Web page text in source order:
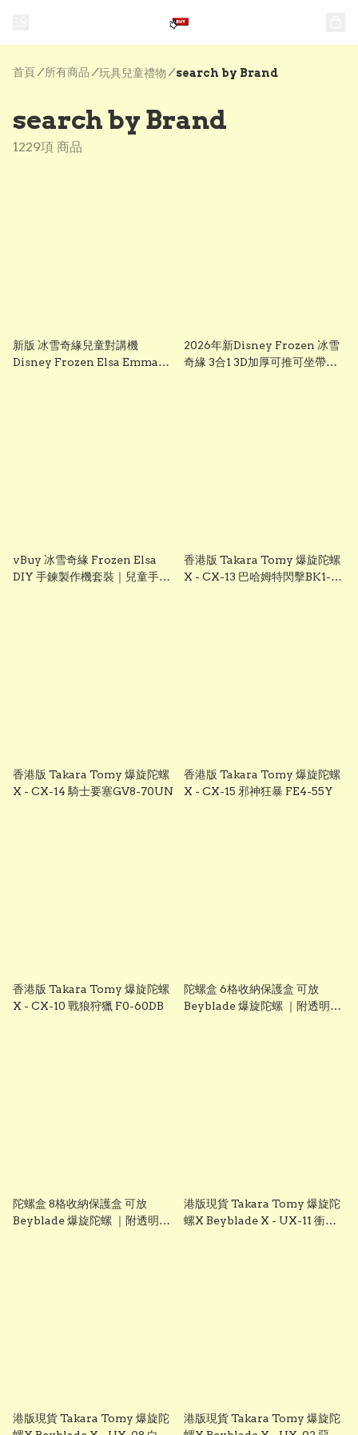
首頁/ 所有商品 /玩具兒童禮物 / search by Brand
search by Brand
1229項 商品
新版 冰雪奇緣兒童對講機
Disney Frozen Elsa Emma
2026年新Disney Frozen 冰雪
奇緣 3合1 3D加厚可推可坐帶閃
vBuy 冰雪奇緣 Frozen Elsa
DIY 手鍊製作機套裝｜兒童手作
香港版 Takara Tomy 爆旋陀螺
X - CX-13 巴哈姆特閃擊BK1-
香港版 Takara Tomy 爆旋陀螺
X - CX-14 騎士要塞GV8-70UN
香港版 Takara Tomy 爆旋陀螺
X - CX-15 邪神狂暴 FE4-55Y
香港版 Takara Tomy 爆旋陀螺
X - CX-10 戰狼狩獵 F0-60DB
陀螺盒 6格收納保護盒 可放
Beyblade 爆旋陀螺 ｜附透明收
陀螺盒 8格收納保護盒 可放
Beyblade 爆旋陀螺 ｜附透明收
港版現貨 Takara Tomy 爆旋陀
螺X Beyblade X - UX-11 衝擊
港版現貨 Takara Tomy 爆旋陀
港版現貨 Takara Tomy 爆旋陀